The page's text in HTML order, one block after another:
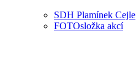
SDH Plamínek Cejle
FOTOsložka akcí